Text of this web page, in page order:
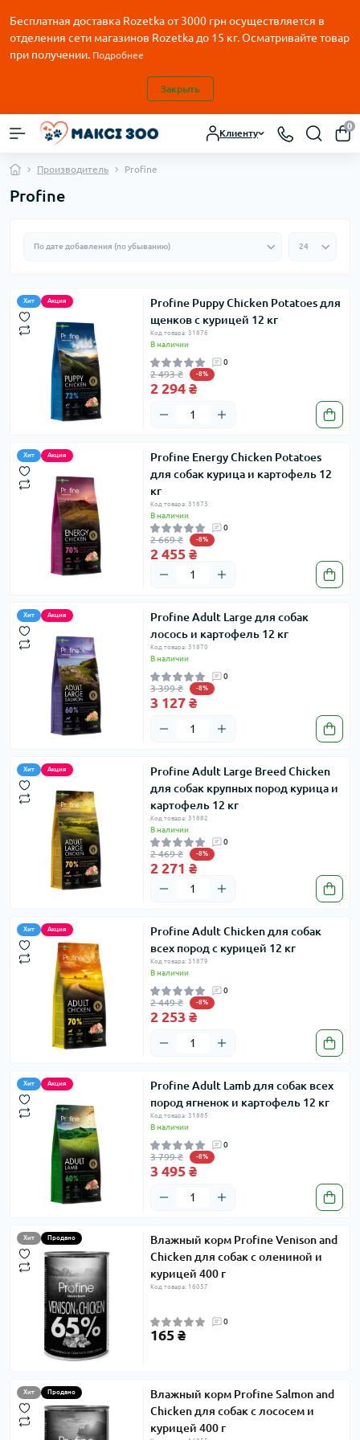
Бесплатная доставка Rozetka от3000 грн осуществляется в
отделения сети магазинов Rozetka до 15 кг. Осматривайте товар
при получении. Подробнее
Закрыть
Клиенту
0
Производитель Profine
Profine
Хит Акция
Profine Puppy Chicken Potatoes для
щенков с курицей 12 кг
Код товара: 31876
В наличии
0
2 493 ₴ -8%
2 294 ₴
Хит Акция
Profine Energy Chicken Potatoes
для собак курица и картофель 12
кг
Код товара: 31873
В наличии
0
2 669 ₴ -8%
2 455 ₴
Хит Акция
Profine Adult Large для собак
лосось и картофель 12 кг
Код товара: 31870
В наличии
0
3 399 ₴ -8%
3 127 ₴
Хит Акция
Profine Adult Large Breed Chicken
для собак крупных пород курица и
картофель 12 кг
Код товара: 31882
В наличии
0
2 469 ₴ -8%
2 271 ₴
Хит Акция
Profine Adult Chicken для собак
всех пород с курицей 12 кг
Код товара: 31879
В наличии
0
2 449 ₴ -8%
2 253 ₴
Хит Акция
Profine Adult Lamb для собак всех
пород ягненок и картофель 12 кг
Код товара: 31885
В наличии
0
3 799 ₴ -8%
3 495 ₴
Хит Продано
Влажный корм Profine Venison and
Chicken для собак с олениной и
курицей 400 г
Код товара: 16057
0
165 ₴
Хит Продано
Влажный корм Profine Salmon and
Chicken для собак с лососем и
курицей 400 г